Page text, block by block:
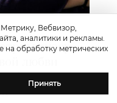
тизер
любви
и Светланой
Вебвизор,
аналитики и рекламы.
на обработку метрических
Принять